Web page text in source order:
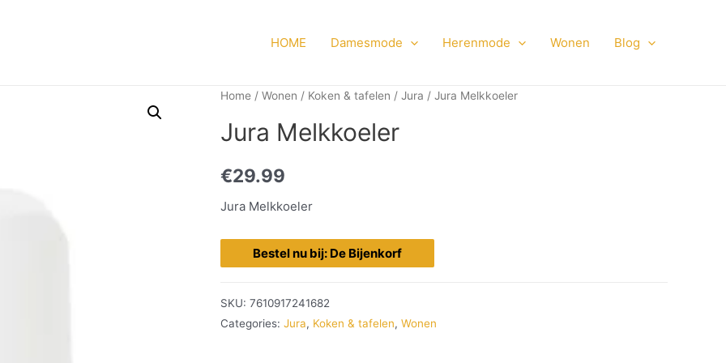
HOME Damesmode Herenmode Wonen Blog
Home / Wonen / Koken & tafelen / Jura / Jura Melkkoeler
Jura Melkkoeler
€29.99
Jura Melkkoeler
Bestel nu bij: De Bijenkorf
SKU: 7610917241682
Categories: Jura, Koken & tafelen, Wonen